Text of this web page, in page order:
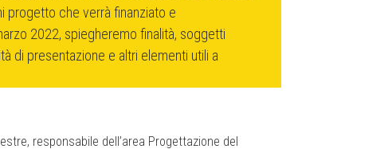
progetto che verrà finanziato e
2022, spiegheremo finalità, soggetti
di presentazione e altri elementi utili a
responsabile dell’area Progettazione del